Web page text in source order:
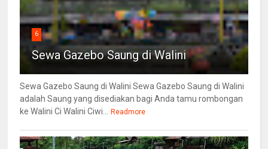
6
Sewa Gazebo Saung di Walini
Sewa Gazebo Saung di Walini Sewa Gazebo Saung di Walini
adalah Saung yang disediakan bagi Anda tamu rombongan
ke Walini Ci Walini Ciwi...
Readmore